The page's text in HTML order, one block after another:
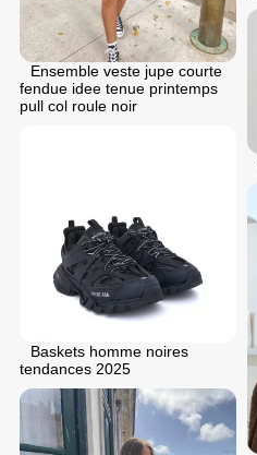
Ensemble veste jupe courte
fendue idee tenue printemps
pull col roule noir
Baskets homme noires
tendances 2025